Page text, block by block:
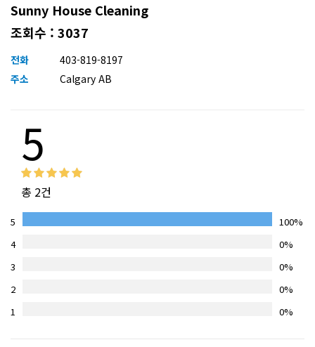
Sunny House Cleaning
조회수 : 3037
전화
403-819-8197
주소
Calgary AB
5
총 2건
5
100%
4
0%
3
0%
2
0%
1
0%